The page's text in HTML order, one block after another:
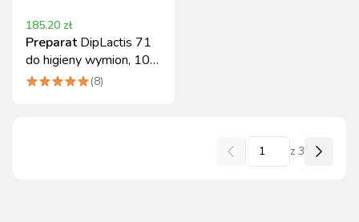
185.20 zł
Preparat DipLactis 71
do higieny wymion, 10
kg, Can Agri(8)
z 3